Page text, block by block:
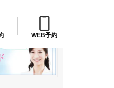
WEB予約